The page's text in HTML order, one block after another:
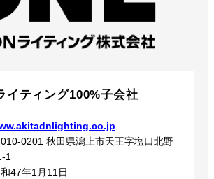
イティング100%子会社
0201 秋田県潟上市天王字塩口北野
1
47年1月11日